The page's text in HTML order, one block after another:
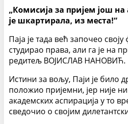
„Комисија за пријем још
је шкартирала, из места!“
Паја је тада већ започео
студирао права, али га је на
редитељ ВОЈИСЛАВ НАНОВИЋ.
Истини за вољу, Паји је било
положио пријемни, јер није
академских аспирација у то
сведочио о својим